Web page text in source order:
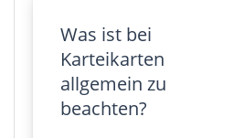
Was ist bei
Karteikarten
allgemein zu
beachten?